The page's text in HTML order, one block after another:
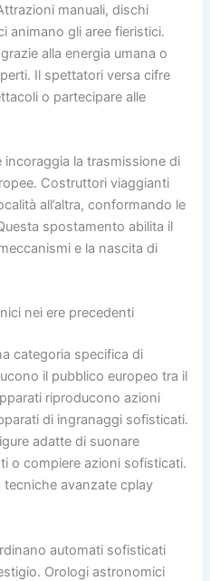
manuali, dischi
animano gli aree fieristici.
alla energia umana o
Il spettatori versa cifre
o partecipare alle
incoraggia la trasmissione di
Costruttori viaggianti
all’altra, conformando le
spostamento abilita il
e la nascita di
nei ere precedenti
categoria specifica di
il pubblico europeo tra il
riproducono azioni
di ingranaggi sofisticati.
adatte di suonare
o compiere azioni sofisticati.
avanzate cplay
automati sofisticati
Orologi astronomici